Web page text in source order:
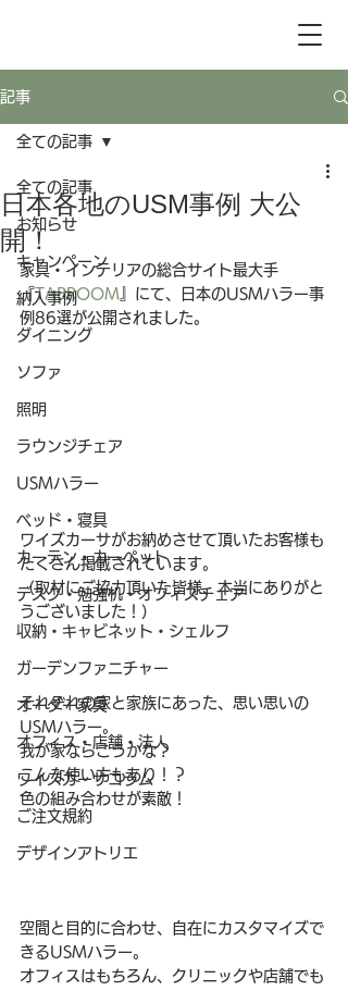
記事
全ての記事
お知らせ
キャンペーン
納入事例
ダイニング
ソファ
照明
ラウンジチェア
USMハラー
ベッド・寝具
カーテン・カーペット
デスク・勉強机・オフィスチェア
収納・キャビネット・シェルフ
ガーデンファニチャー
オーダー家具
オフィス・店舗・法人
ワイズカーサコラム
ご注文規約
デザインアトリエ
全ての記事
日本各地のUSM事例 大公
開！
家具・インテリアの総合サイト最大手
『TABROOM 』にて、日本のUSMハラー事
例86選が公開されました。
ワイズカーサがお納めさせて頂いたお客様も
たくさん掲載されています。
（取材にご協力頂いた皆様、本当にありがと
うございました！）
それぞれの家と家族にあった、思い思いの
USMハラー。
我が家ならこうかな？
こんな使い方もあり！？
色の組み合わせが素敵！
空間と目的に合わせ、自在にカスタマイズで
きるUSMハラー。
オフィスはもちろん、クリニックや店舗でも